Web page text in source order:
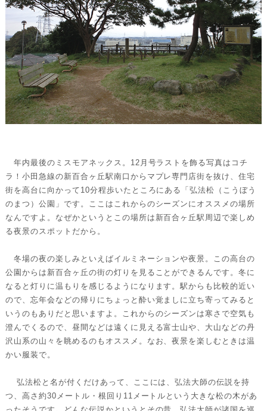
年内最後のミスモアネックス。12月号ラストを飾る写真はコチ
ラ！小田急線の新百合ヶ丘駅南口からマプレ専門店街を抜け、住宅
街を高台に向かって10分程歩いたところにある「弘法松（こうぼう
のまつ）公園」です。ここはこれからのシーズンにオススメの場所
なんですよ。なぜかというとこの場所は新百合ヶ丘駅周辺で楽しめ
る夜景のスポットだから。
冬場の夜の楽しみといえばイルミネーションや夜景。この高台の
公園からは新百合ヶ丘の街の灯りを見ることができるんです。冬に
なると灯りに温もりを感じるようになります。駅からも比較的近い
ので、忘年会などの帰りにちょっと酔い覚ましに立ち寄ってみると
いうのもありだと思いますよ。これからのシーズンは寒さで空気も
澄んでくるので、昼間などは遠くに見える富士山や、大山などの丹
沢山系の山々を眺めるのもオススメ。なお、夜景を楽しむときは温
かい服装で。
弘法松と名が付くだけあって、ここには、弘法大師の伝説を持
つ、高さ約30メートル・根回り11メートルという大きな松の木があ